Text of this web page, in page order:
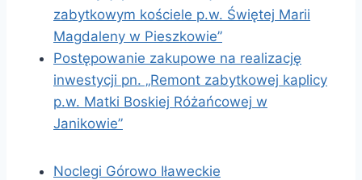
zabytkowym kościele p.w. Świętej Marii
Magdaleny w Pieszkowie”
Postępowanie zakupowe na realizację
inwestycji pn. „Remont zabytkowej kaplicy
p.w. Matki Boskiej Różańcowej w
Janikowie”
Noclegi Górowo Iławeckie